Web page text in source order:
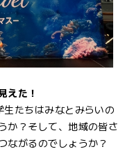
えた！
たちはみなとみらいの
か？そして、地域の皆さ
ながるのでしょうか？